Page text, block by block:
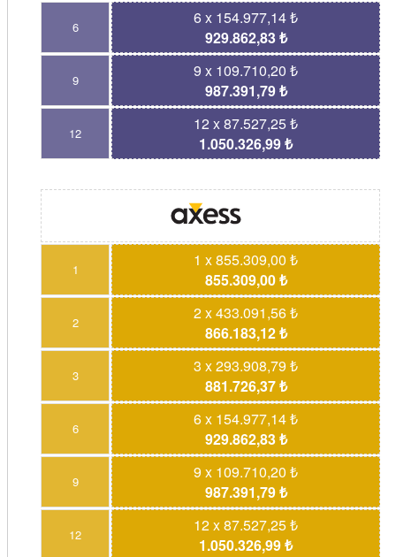
6
6 x 154.977,14 ₺
929.862,83 ₺
9
9 x 109.710,20 ₺
987.391,79 ₺
12
12 x 87.527,25 ₺
1.050.326,99 ₺
1
1 x 855.309,00 ₺
855.309,00 ₺
2
2 x 433.091,56 ₺
866.183,12 ₺
3
3 x 293.908,79 ₺
881.726,37 ₺
6
6 x 154.977,14 ₺
929.862,83 ₺
9
9 x 109.710,20 ₺
987.391,79 ₺
12
12 x 87.527,25 ₺
1.050.326,99 ₺